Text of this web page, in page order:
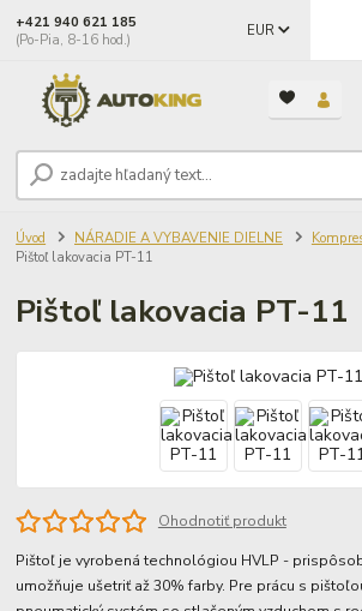
EUR
+421 940 621 185
(Po-Pia, 8-16 hod.)
Úvod NÁRADIE A VYBAVENIE DIELNE
Pištoľ lakovacia PT-11
Pištoľ lakovacia PT-11
Ohodnotiť produkt
Pištoľ je vyrobená technológiou HVLP -
umožňuje ušetriť až 30% farby. Pre prácu s